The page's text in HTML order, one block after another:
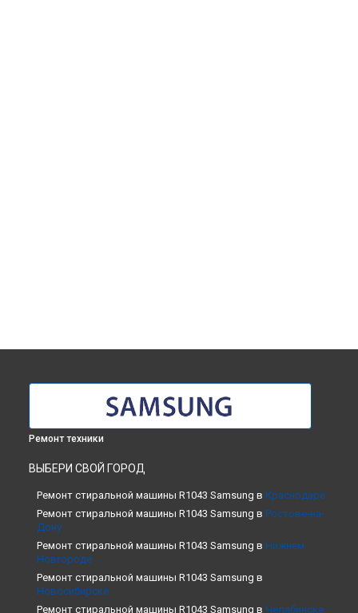
Ремонт техники
ВЫБЕРИ СВОЙ ГОРОД
Ремонт стиральной машины R1043 Samsung в Краснодаре
Ремонт стиральной машины R1043 Samsung в Ростове-на-
Дону
Ремонт стиральной машины R1043 Samsung в Нижнем
Новгороде
Ремонт стиральной машины R1043 Samsung в
Новосибирске
Ремонт стиральной машины R1043 Samsung в Челябинске